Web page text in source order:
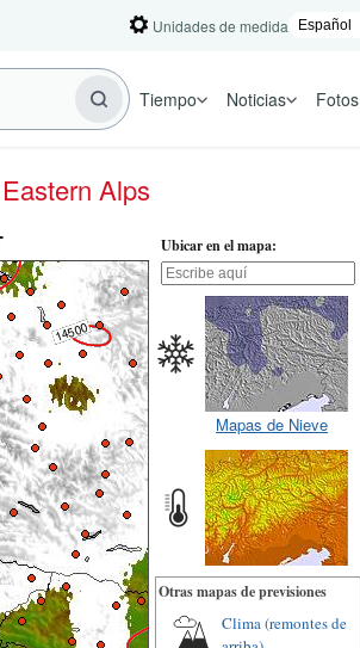
Unidades de medida
Tiempo Noticias Fotos
Alps
Ubicar en el mapa:
Mapas de Nieve
Otras mapas de previsiones
Clima (remontes de